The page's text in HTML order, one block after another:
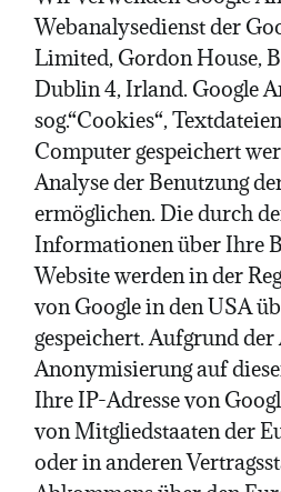
Webanalysedienst der
Limited, Gordon House,
Dublin 4, Irland. Google
sog.“Cookies“,
Computer gespeichert
Analyse der Benutzung
ermöglichen. Die durch
Informationen über Ihre
Website werden in der
von Google in den USA
gespeichert. Aufgrund
Anonymisierung auf
Ihre IP-Adresse von
von Mitgliedstaaten der
oder in anderen